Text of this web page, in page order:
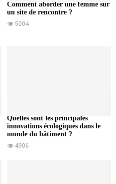
Comment aborder une femme sur
un site de rencontre ?
5004
Quelles sont les principales
innovations écologiques dans le
monde du bâtiment ?
4906